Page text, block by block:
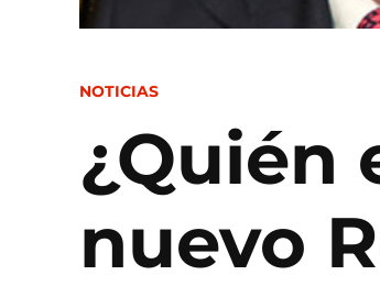
POSTED
NOTICIAS
¿Quién
nuevo